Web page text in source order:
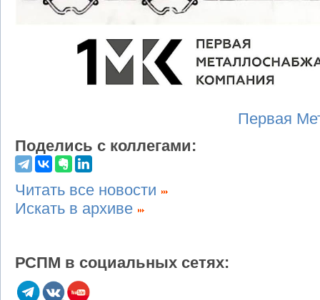
Первая
Поделись с коллегами:
Читать все новости
Искать в архиве
РСПМ в социальных сетях: